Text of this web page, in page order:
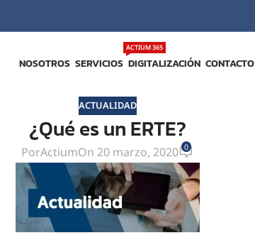
NOSOTROS SERVICIOS DIGITALIZACIÓN
ACTIUM 365
CONTACTO
ACTUALIDAD
¿Qué es un ERTE?
PorActiumOn 20 marzo, 2020 0